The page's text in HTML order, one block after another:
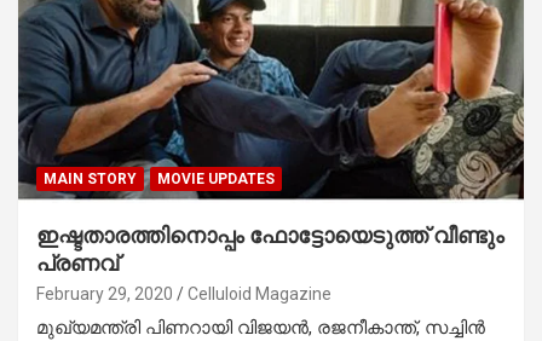
MAIN STORY MOVIE UPDATES
ഇഷ്ടതാരത്തിനൊപ്പം ഫോട്ടോയെടുത്ത് വീണ്ടും
പ്രണവ്
February 29, 2020 Celluloid Magazine
മുഖ്യമന്ത്രി പിണറായി വിജയന്‍, രജനീകാന്ത്, സച്ചിന്‍